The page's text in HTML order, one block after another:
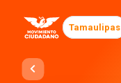
Tamaulipas